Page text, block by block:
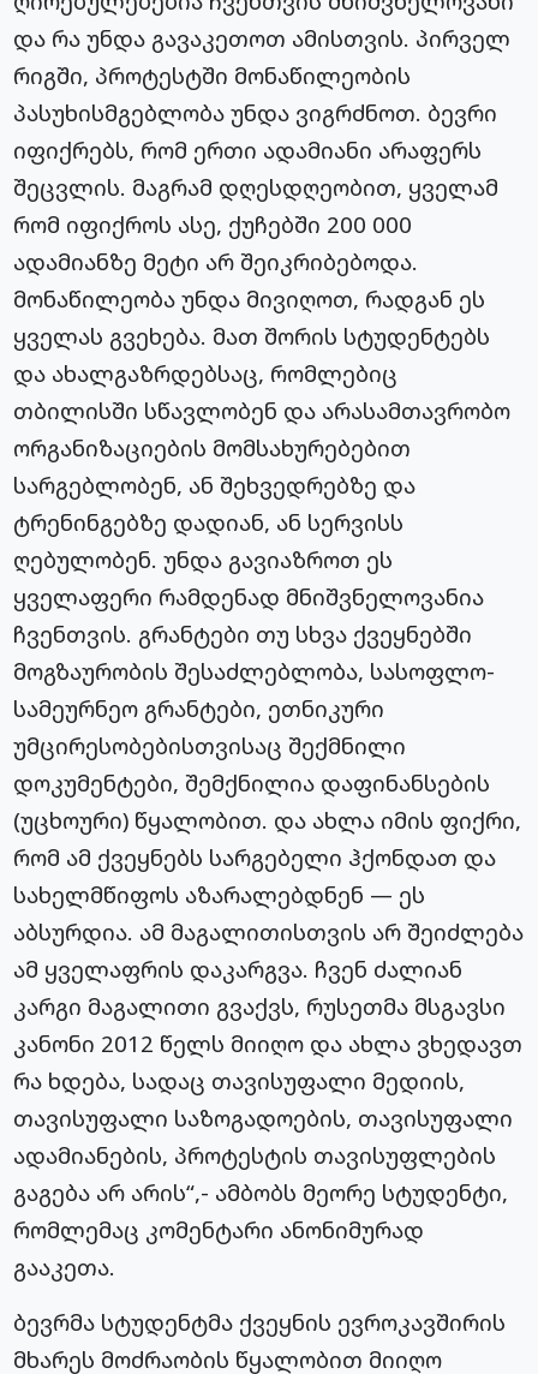
და რა უნდა გავაკეთოთ ამისთვის. პირველ
რიგში, პროტესტში მონაწილეობის
პასუხისმგებლობა უნდა ვიგრძნოთ. ბევრი
იფიქრებს, რომ ერთი ადამიანი არაფერს
შეცვლის. მაგრამ დღესდღეობით, ყველამ
რომ იფიქროს ასე, ქუჩებში 200 000
ადამიანზე მეტი არ შეიკრიბებოდა.
მონაწილეობა უნდა მივიღოთ, რადგან ეს
ყველას გვეხება. მათ შორის სტუდენტებს
და ახალგაზრდებსაც, რომლებიც
თბილისში სწავლობენ და არასამთავრობო
ორგანიზაციების მომსახურებებით
სარგებლობენ, ან შეხვედრებზე და
ტრენინგებზე დადიან, ან სერვისს
ღებულობენ. უნდა გავიაზროთ ეს
ყველაფერი რამდენად მნიშვნელოვანია
ჩვენთვის. გრანტები თუ სხვა ქვეყნებში
მოგზაურობის შესაძლებლობა, სასოფლო-
სამეურნეო გრანტები, ეთნიკური
უმცირესობებისთვისაც შექმნილი
დოკუმენტები, შემქნილია დაფინანსების
(უცხოური) წყალობით. და ახლა იმის ფიქრი,
რომ ამ ქვეყნებს სარგებელი ჰქონდათ და
სახელმწიფოს აზარალებდნენ — ეს
აბსურდია. ამ მაგალითისთვის არ შეიძლება
ამ ყველაფრის დაკარგვა. ჩვენ ძალიან
კარგი მაგალითი გვაქვს, რუსეთმა მსგავსი
კანონი 2012 წელს მიიღო და ახლა ვხედავთ
რა ხდება, სადაც თავისუფალი მედიის,
თავისუფალი საზოგადოების, თავისუფალი
ადამიანების, პროტესტის თავისუფლების
გაგება არ არის“,- ამბობს მეორე სტუდენტი,
რომლემაც კომენტარი ანონიმურად
გააკეთა.
ბევრმა სტუდენტმა ქვეყნის ევროკავშირის
მხარეს მოძრაობის წყალობით მიიღო